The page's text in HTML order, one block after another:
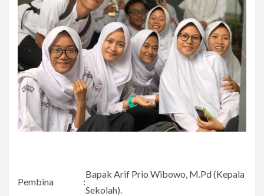
Pembina :
Bapak Arif Prio Wibowo, M.Pd (Kepala
Sekolah).